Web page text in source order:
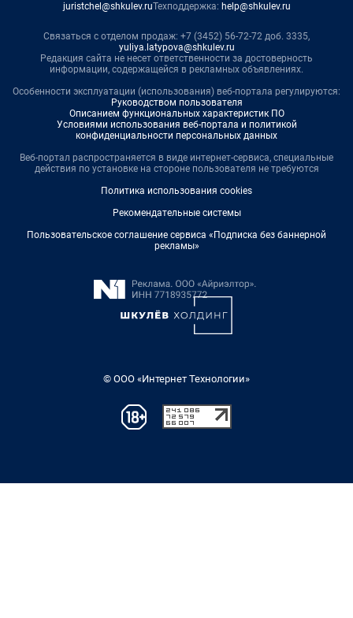
juristchel@shkulev.ruТехподдержка: help@shkulev.ru
Связаться с отделом продаж: +7 (3452) 56-72-72 доб. 3335,
yuliya.latypova@shkulev.ru
Редакция сайта не несет ответственности за достоверность
информации, содержащейся в рекламных объявлениях.
Особенности эксплуатации (использования) веб-портала регулируются:
Руководством пользователя
Описанием функциональных характеристик ПО
Условиями использования веб-портала и политикой
конфиденциальности персональных данных
Веб-портал распространяется в виде интернет-сервиса, специальные
действия по установке на стороне пользователя не требуются
Политика использования cookies
Рекомендательные системы
Пользовательское соглашение сервиса «Подписка без баннерной
рекламы»
© ООО «Интернет Технологии»